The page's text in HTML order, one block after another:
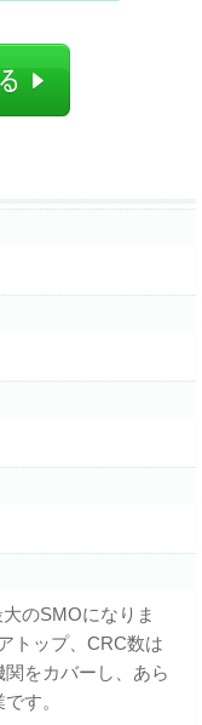
のSMOになりま
トップ、CRC数は
をカバーし、あら
す。